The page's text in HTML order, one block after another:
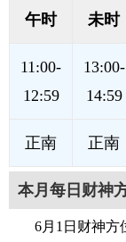
午时 未时
11:00-
12:59
13:00-
14:59
正南 正南
本月每日财神
6月1日财神方